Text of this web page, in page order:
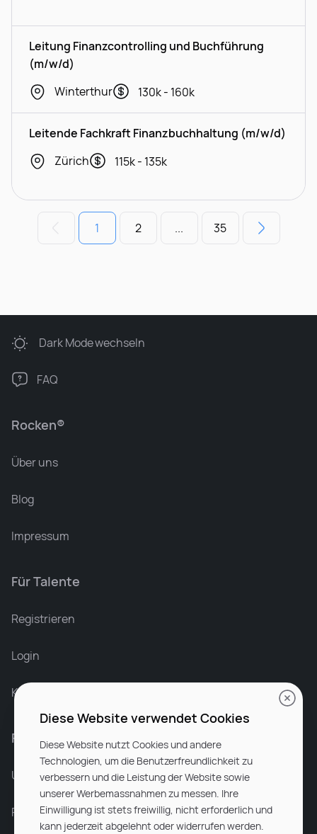
Leitung Finanzcontrolling und Buchführung
(m/w/d)
Winterthur
130k - 160k
Leitende Fachkraft Finanzbuchhaltung (m/w/d)
Zürich
115k - 135k
1 2 ... 35
Rocken®
Über uns
Blog
Impressum
Für Talente
Registrieren
Login
Karriere bei Rocken
Für Unternehmen
Unsere Dienstleistungen
Partnerunternehmen
Dark Modewechseln
FAQ
Diese Website verwendet Cookies
Diese Website nutzt Cookies und andere
Technologien, um die Benutzerfreundlichkeit zu
verbessern und die Leistung der Website sowie
unserer Werbemassnahmen zu messen. Ihre
Einwilligung ist stets freiwillig, nicht erforderlich und
kann jederzeit abgelehnt oder widerrufen werden.